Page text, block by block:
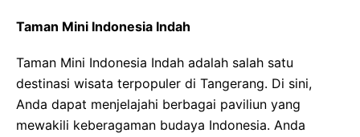
Taman Mini Indonesia Indah
Taman Mini Indonesia Indah adalah salah satu
destinasi wisata terpopuler di Tangerang. Di sini,
Anda dapat menjelajahi berbagai paviliun yang
mewakili keberagaman budaya Indonesia. Anda